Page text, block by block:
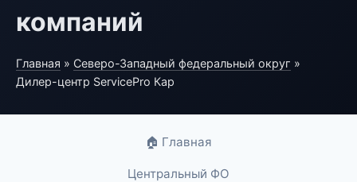
компаний
Главная » Северо-Западный федеральный округ »
Дилер-центр ServicePro Кар
🏠 Главная
Центральный ФО